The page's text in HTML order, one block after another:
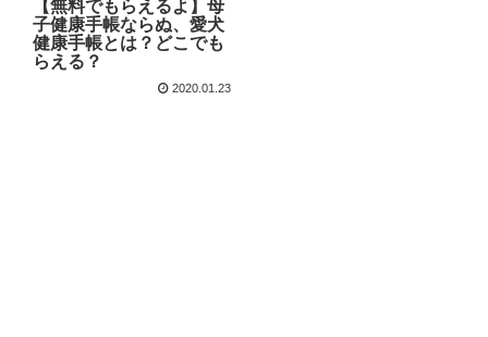
【無料でもらえるよ】母
子健康手帳ならぬ、愛犬
健康手帳とは？どこでも
らえる？
2020.01.23